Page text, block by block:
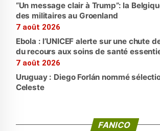
“Un message clair à Trump”: la
des militaires au Groenland
7 août 2026
Ebola : l’UNICEF alerte sur une chute
du recours aux soins de santé
7 août 2026
Uruguay : Diego Forlán nommé
Celeste
FANICO